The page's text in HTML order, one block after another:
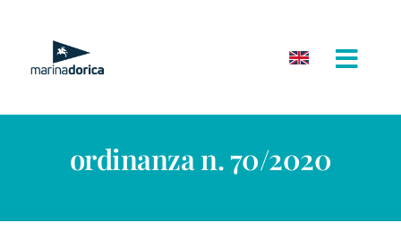
contenuto
ordinanza n. 70/2020